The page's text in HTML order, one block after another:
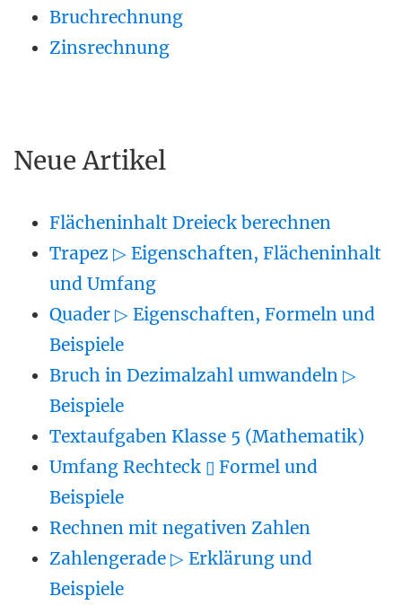
Bruchrechnung
Zinsrechnung
Neue Artikel
Flächeninhalt Dreieck berechnen
Trapez ▷ Eigenschaften, Flächeninhalt
und Umfang
Quader ▷ Eigenschaften, Formeln und
Beispiele
Bruch in Dezimalzahl umwandeln ▷
Beispiele
Textaufgaben Klasse 5 (Mathematik)
Umfang Rechteck ▯ Formel und
Beispiele
Rechnen mit negativen Zahlen
Zahlengerade ▷ Erklärung und
Beispiele